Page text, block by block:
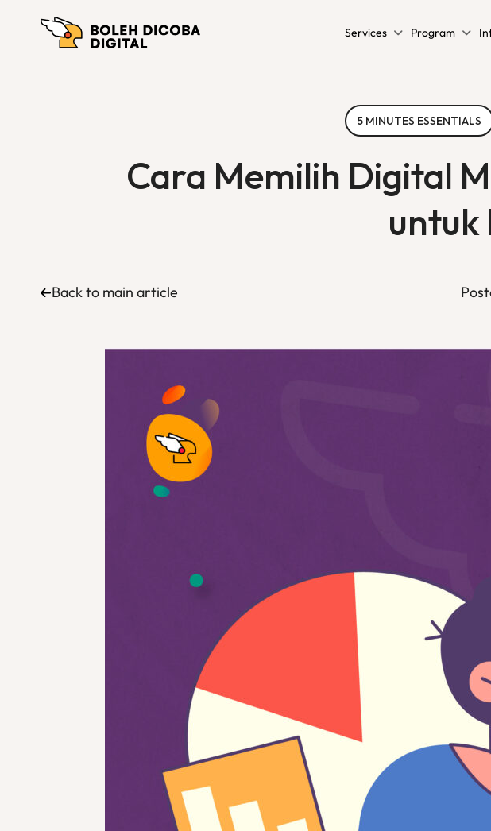
Services Program
5 MINUTES ESSENTIALS
Cara Memilih Digital
untuk
Back to main article